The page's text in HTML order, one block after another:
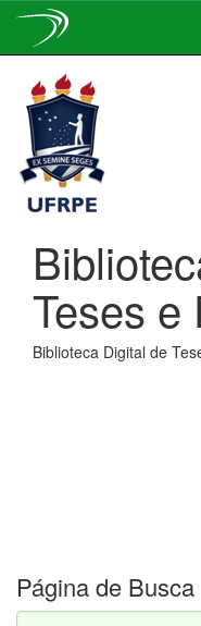
navigation
Teses e
Biblioteca Digital de
Página de Busca